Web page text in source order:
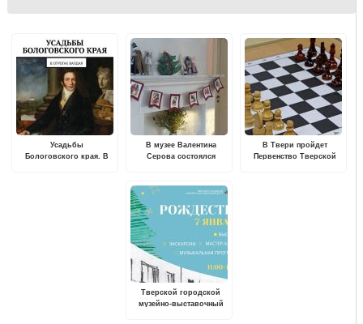
Усадьбы
Бологовского края. В
В музее Валентина
Серова состоялся
праздник "Рождество в
В Твери пройдет
Первенство Тверской
Тверской городской
музейно-выставочный